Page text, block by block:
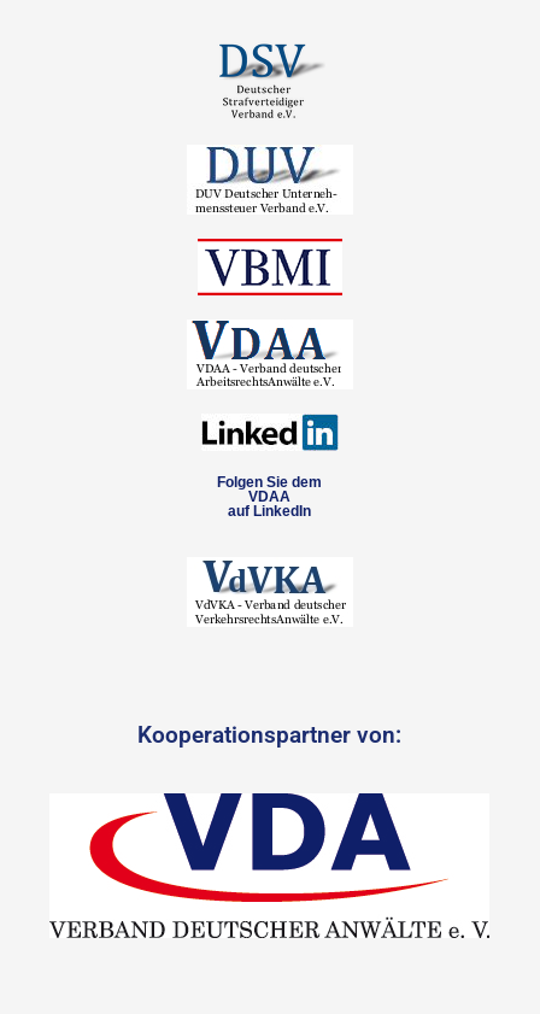
Folgen Sie dem
VDAA
auf LinkedIn
Kooperationspartner von: